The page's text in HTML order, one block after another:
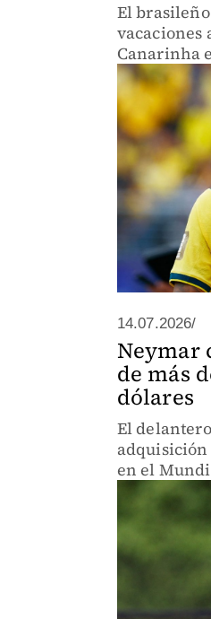
El
vacaciones
Canarinha
14.07.2026/
Neymar
de más
dólares
El
en el